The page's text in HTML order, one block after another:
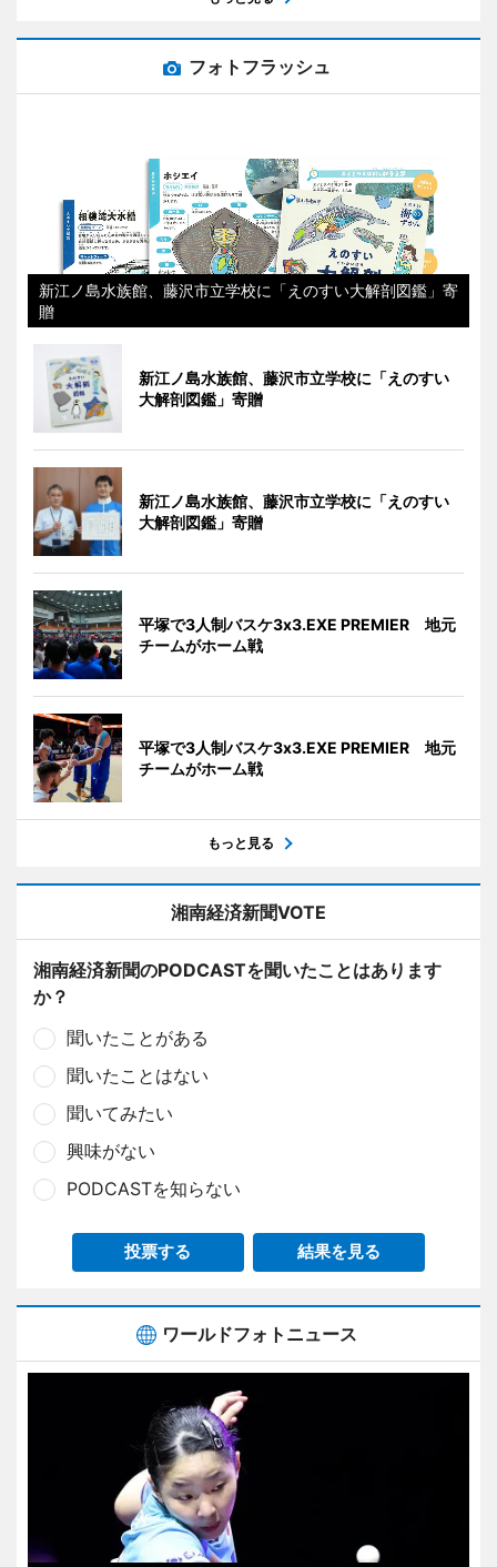
フォトフラッシュ
新江ノ島水族館、藤沢市立学校に「えのすい大解剖図鑑」寄
贈
新江ノ島水族館、藤沢市立学校に「えのすい
大解剖図鑑」寄贈
新江ノ島水族館、藤沢市立学校に「えのすい
大解剖図鑑」寄贈
平塚で3人制バスケ3x3.EXE PREMIER 地元
チームがホーム戦
平塚で3人制バスケ3x3.EXE PREMIER 地元
チームがホーム戦
もっと見る
湘南経済新聞VOTE
湘南経済新聞のPODCASTを聞いたことはあります
か？
聞いたことがある
聞いたことはない
聞いてみたい
興味がない
PODCASTを知らない
投票する 結果を見る
ワールドフォトニュース